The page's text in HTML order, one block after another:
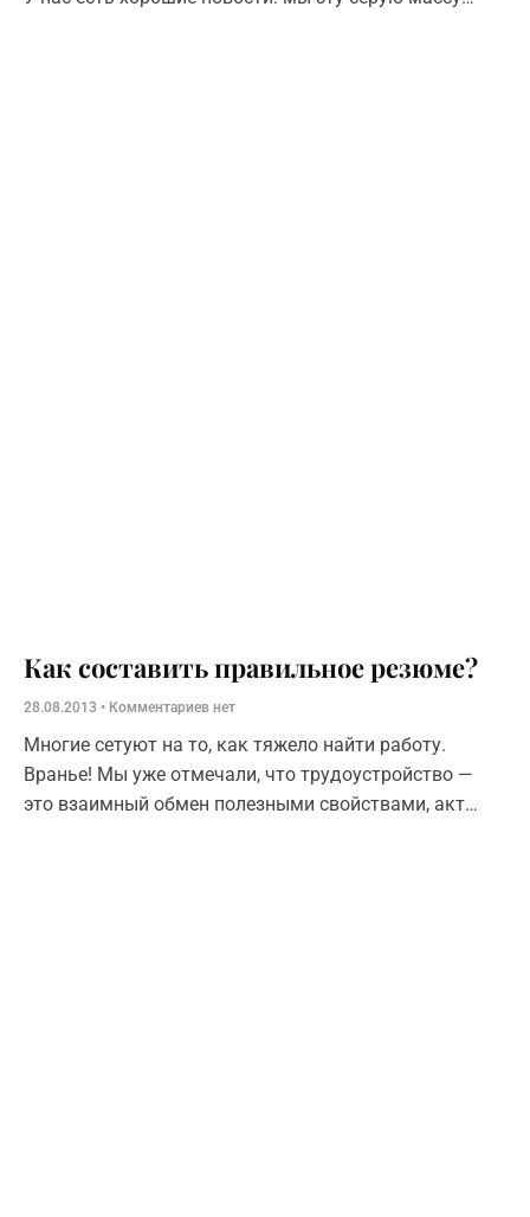
Как составить правильное резюме?
28.08.2013 Комментариев нет
Многие сетуют на то, как тяжело найти работу.
Вранье! Мы уже отмечали, что трудоустройство —
это взаимный обмен полезными свойствами, акт